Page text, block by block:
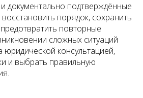
документально подтверждённые
порядок, сохранить
повторные
сложных ситуаций
юридической консультацией,
и выбрать правильную